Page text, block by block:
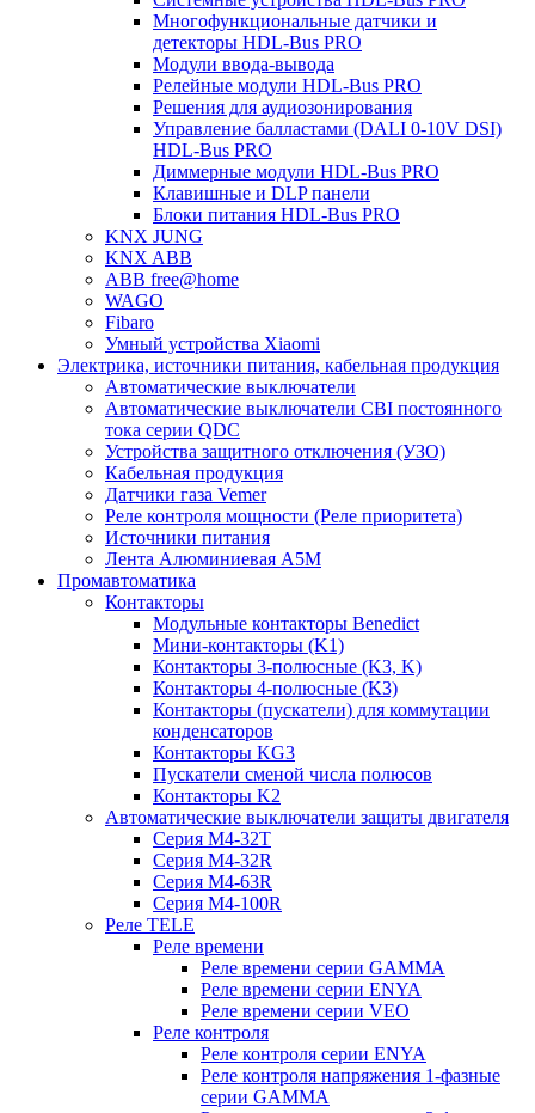
Многофункциональные датчики и
детекторы HDL-Bus PRO
Модули ввода-вывода
Релейные модули HDL-Bus PRO
Решения для аудиозонирования
Управление балластами (DALI 0-10V DSI)
HDL-Bus PRO
Диммерные модули HDL-Bus PRO
Клавишные и DLP панели
Блоки питания HDL-Bus PRO
KNX JUNG
KNX ABB
ABB free@home
WAGO
Fibaro
Умный устройства Xiaomi
Электрика, источники питания, кабельная продукция
Автоматические выключатели
Автоматические выключатели CBI постоянного
тока серии QDC
Устройства защитного отключения (УЗО)
Кабельная продукция
Датчики газа Vemer
Реле контроля мощности (Реле приоритета)
Источники питания
Лента Алюминиевая А5М
Промавтоматика
Контакторы
Модульные контакторы Benedict
Мини-контакторы (K1)
Контакторы 3-полюсные (K3, K)
Контакторы 4-полюсные (K3)
Контакторы (пускатели) для коммутации
конденсаторов
Контакторы KG3
Пускатели сменой числа полюсов
Контакторы K2
Автоматические выключатели защиты двигателя
Серия M4-32T
Серия M4-32R
Серия M4-63R
Серия M4-100R
Реле TELE
Реле времени
Реле времени серии GAMMA
Реле времени серии ENYA
Реле времени серии VEO
Реле контроля
Реле контроля серии ENYA
Реле контроля напряжения 1-фазные
серии GAMMA